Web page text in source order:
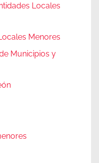
Locales
Menores
Municipios y